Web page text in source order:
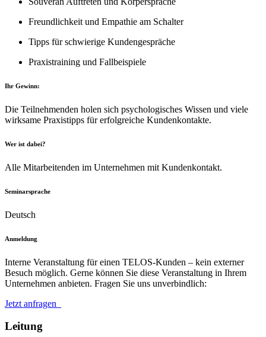
Freundlichkeit und Empathie am Schalter
Tipps für schwierige Kundengespräche
Praxistraining und Fallbeispiele
Ihr Gewinn:
Die Teilnehmenden holen sich psychologisches Wissen und viele
wirksame Praxistipps für erfolgreiche Kundenkontakte.
Wer ist dabei?
Alle Mitarbeitenden im Unternehmen mit Kundenkontakt.
Seminarsprache
Deutsch
Anmeldung
Interne Veranstaltung für einen TELOS-Kunden – kein externer
Besuch möglich. Gerne können Sie diese Veranstaltung in Ihrem
Unternehmen anbieten. Fragen Sie uns unverbindlich:
Jetzt anfragen
Leitung